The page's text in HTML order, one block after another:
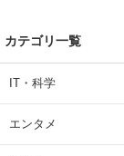
カテゴリ一覧
IT・科学
エンタメ